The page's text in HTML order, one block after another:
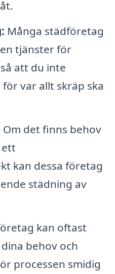
Många städföretag
tjänster för
att du inte
var allt skräp ska
Om det finns behov
kan dessa företag
städning av
kan oftast
behov och
processen smidig